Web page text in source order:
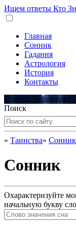
Ищем ответы Кто
Главная
Сонник
Гадания
Астрология
История
Контакты
Сонник Водоворот
Поиск
» Таинства» Сонник
Сонник
Охарактеризуйте
начальную букву